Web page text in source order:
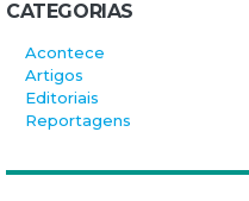
CATEGORIAS
Acontece
Artigos
Editoriais
Reportagens